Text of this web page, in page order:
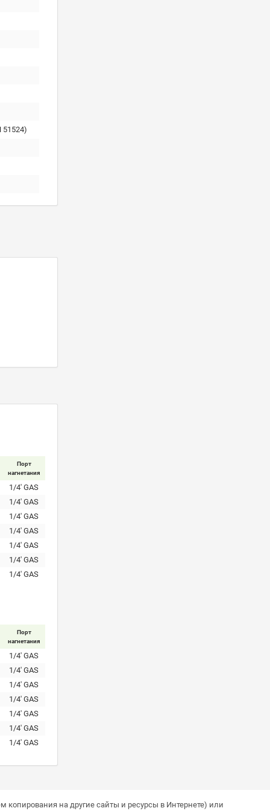
51524)
Порт
нагнетания
1/4' GAS
1/4' GAS
1/4' GAS
1/4' GAS
1/4' GAS
1/4' GAS
1/4' GAS
Порт
нагнетания
1/4' GAS
1/4' GAS
1/4' GAS
1/4' GAS
1/4' GAS
1/4' GAS
1/4' GAS
копирования на другие сайты и ресурсы в Интернете) или